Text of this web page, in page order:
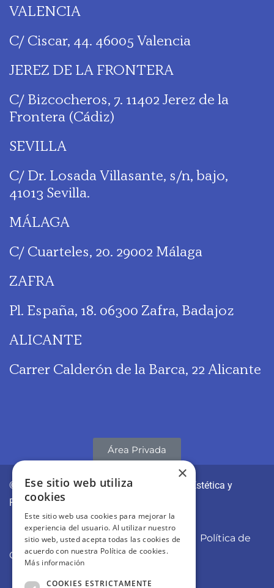
VALENCIA
C/ Ciscar, 44. 46005 Valencia
JEREZ DE LA FRONTERA
C/ Bizcocheros, 7. 11402 Jerez de la
Frontera (Cádiz)
SEVILLA
C/ Dr. Losada Villasante, s/n, bajo,
41013 Sevilla.
MÁLAGA
C/ Cuarteles, 20. 29002 Málaga
ZAFRA
Pl. España, 18. 06300 Zafra, Badajoz
ALICANTE
Carrer Calderón de la Barca, 22 Alicante
Área Privada
© CLÍNICAS REVITAE | Medicina y Cirugía Estética y
Regenerativa
Aviso Legal Política de Privacidad
Política de
Cookies
×
Ese sitio web utiliza
cookies
Este sitio web usa cookies para mejorar la
experiencia del usuario. Al utilizar nuestro
sitio web, usted acepta todas las cookies de
acuerdo con nuestra Política de cookies.
Más información
COOKIES ESTRICTAMENTE